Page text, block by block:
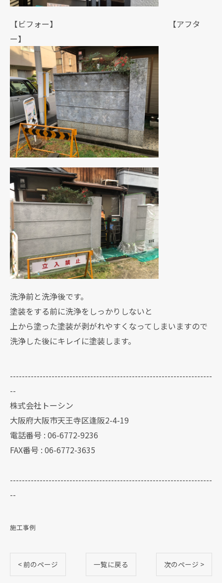
【ビフォー】 【アフタ
ー】
洗浄前と洗浄後です。
塗装をする前に洗浄をしっかりしないと
上から塗った塗装が剥がれやすくなってしまいますので
洗浄した後にキレイに塗装します。
--------------------------------------------------------------------
--
株式会社トーシン
大阪府大阪市天王寺区逢阪2-4-19
電話番号 : 06-6772-9236
FAX番号 : 06-6772-3635
--------------------------------------------------------------------
--
施工事例
< 前のページ 一覧に戻る 次のページ >